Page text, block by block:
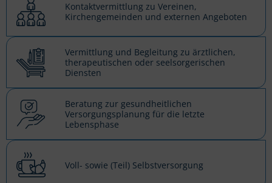
Kontaktvermittlung zu Vereinen,
Kirchengemeinden und externen Angeboten
Vermittlung und Begleitung zu ärztlichen,
therapeutischen oder seelsorgerischen
Diensten
Beratung zur gesundheitlichen
Versorgungsplanung für die letzte
Lebensphase
Voll- sowie (Teil) Selbstversorgung